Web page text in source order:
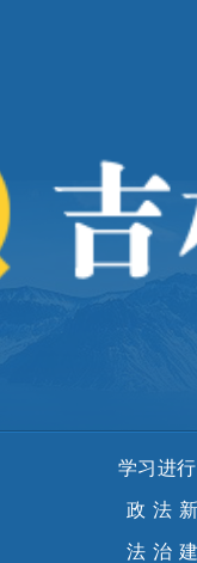
学习进
政法
法治